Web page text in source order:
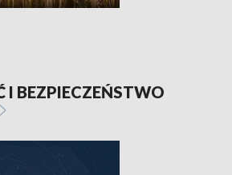
I BEZPIECZEŃSTWO